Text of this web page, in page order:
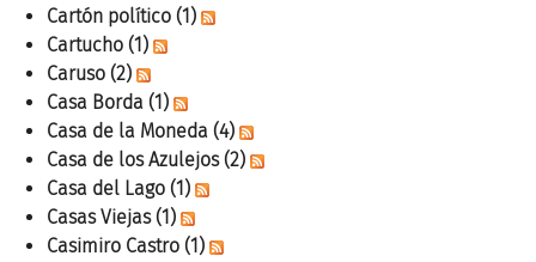
Cartón político (1)
Cartucho (1)
Caruso (2)
Casa Borda (1)
Casa de la Moneda (4)
Casa de los Azulejos (2)
Casa del Lago (1)
Casas Viejas (1)
Casimiro Castro (1)